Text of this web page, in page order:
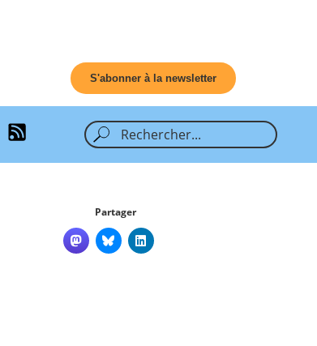
S'abonner à la newsletter
Partager